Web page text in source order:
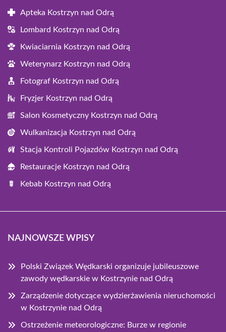
Apteka Kostrzyn nad Odrą
Lombard Kostrzyn nad Odrą
Kwiaciarnia Kostrzyn nad Odrą
Weterynarz Kostrzyn nad Odrą
Fotograf Kostrzyn nad Odrą
Fryzjer Kostrzyn nad Odrą
Salon Kosmetyczny Kostrzyn nad Odrą
Wulkanizacja Kostrzyn nad Odrą
Stacja Kontroli Pojazdów Kostrzyn nad Odrą
Restauracje Kostrzyn nad Odrą
Kebab Kostrzyn nad Odrą
NAJNOWSZE WPISY
Polski Związek Wędkarski organizuje jubileuszowe
zawody wędkarskie w Kostrzynie nad Odrą
Zarządzenie dotyczące wydzierżawienia nieruchomości
w Kostrzynie nad Odrą
Ostrzeżenie meteorologiczne: Burze w regionie